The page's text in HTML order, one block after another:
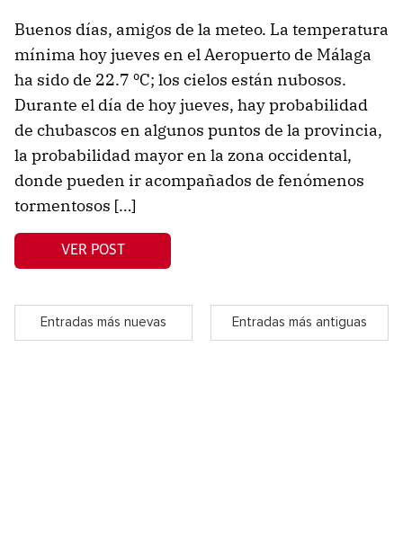
Buenos días, amigos de la meteo. La temperatura
mínima hoy jueves en el Aeropuerto de Málaga
ha sido de 22.7 ºC; los cielos están nubosos.
Durante el día de hoy jueves, hay probabilidad
de chubascos en algunos puntos de la provincia,
la probabilidad mayor en la zona occidental,
donde pueden ir acompañados de fenómenos
tormentosos […]
VER POST
Entradas más nuevas Entradas más antiguas